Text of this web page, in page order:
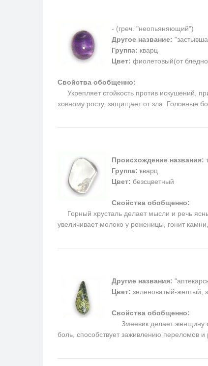
- (греч. "неопьяняющий")
Другое название:
Группа: кварц
Цвет: фиолетовый(от
Свойства обобщенно:
Укрепляет стойкость против искушений,
ховному росту, защищает от зла. Головные
Происхождение названия:
Группа: кварц
Цвет: безсцветный
Свойства обобщенно:
Горный хрусталь делает мысли и речь
увеличивает молоко у роженицы, гонит
Другие названия:
Цвет: зеленоватый-желтый,
Свойства обобщенно:
Змеевик делает женщину
боль, способствует заживлению переломов и